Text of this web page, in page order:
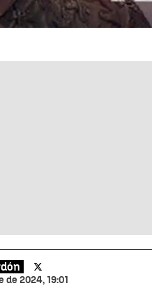
de 2024, 19:01